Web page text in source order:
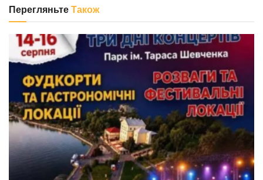
ПерегляньтеТакож